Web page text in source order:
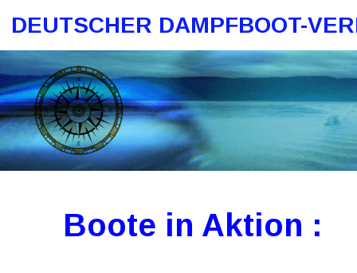
DEUTSCHER DAMPFBOOT-
Boote in